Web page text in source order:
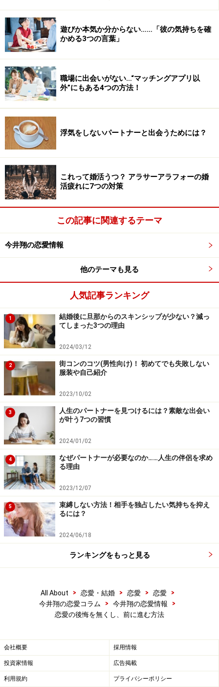
遊びか本気か分からない……「彼の気持ちを確
かめる3つの言葉」
職場に出会いがない…“マッチングアプリ以
外”にもある4つの方法！
浮気をしないパートナーと出会うためには？
これって婚活うつ？ アラサーアラフォーの婚
活疲れに7つの対策
この記事に関連するテーマ
今井翔の恋愛情報
他のテーマも見る
人気記事ランキング
1
結婚後に旦那からのスキンシップが少ない？減っ
てしまった3つの理由
2024/03/12
2
街コンのコツ(男性向け)！ 初めてでも失敗しない
服装や自己紹介
2023/10/02
3
人生のパートナーを見つけるには？素敵な出会い
が叶う7つの習慣
2024/01/02
4
なぜパートナーが必要なのか……人生の伴侶を求め
る理由
2023/12/07
5
束縛しない方法！相手を独占したい気持ちを抑え
るには？
2024/06/18
ランキングをもっと見る
All About > 恋愛・結婚 > 恋愛 > 恋愛
>
今井翔の恋愛コラム
> 今井翔の恋愛情報
>
恋愛の後悔を無くし、前に進む方法
会社概要 採用情報
投資家情報 広告掲載
利用規約 プライバシーポリシー